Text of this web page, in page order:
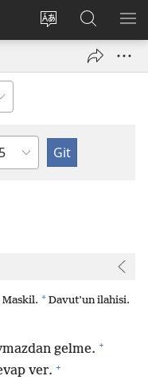
Site
değiştir
Oturum
Aç
Sitede
Ara
Maskil. * Davut’un ilahisi.
gelme. +
ver. +